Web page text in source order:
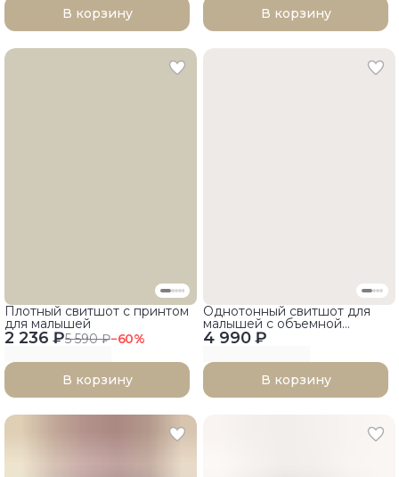
В корзину В корзину
2 236 ₽5 590 ₽−60%
Плотный свитшот с принтом
для малышей
В корзину
4 990 ₽
Однотонный свитшот для
малышей с объемной
аппликацией
В корзину